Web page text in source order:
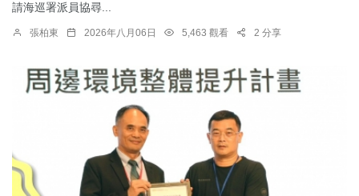
請海巡署派員協尋...
張柏東 2026年八月06日 5,463 觀看 2 分享